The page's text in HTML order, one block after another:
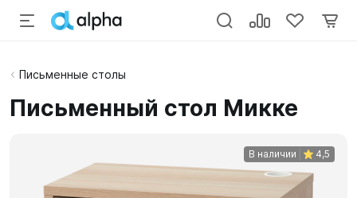
Письменные столы
Письменный стол Микке
В наличии 4,5